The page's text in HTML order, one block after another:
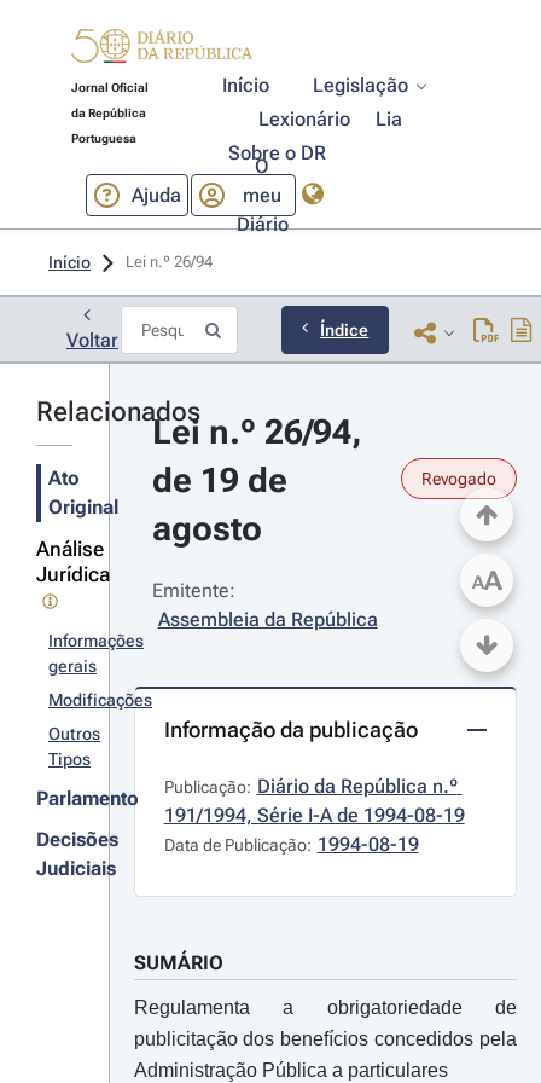
Jornal Oficial
da República
Portuguesa
Início
Legislação
Lexionário
Lia
Sobre o DR
Ajuda
O
meu
Diário
Início Lei n.º 26/94
Voltar Índice
Relacionados
Ato
Original
Análise
Jurídica
Informações
gerais
Modificações
Outros
Tipos
Parlamento
Decisões
Judiciais
Lei n.º 26/94,
de 19 de
agosto
Revogado
Emitente:
Assembleia da República
Informação da publicação
Publicação: Diário da República n.º
191/1994, Série I-A de 1994-08-19
Data de Publicação: 1994-08-19
SUMÁRIO
Regulamenta a obrigatoriedade de
publicitação dos benefícios concedidos pela
Administração Pública a particulares
AA